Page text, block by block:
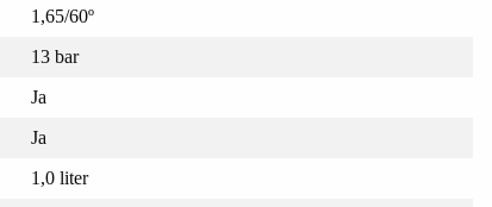
1,65/60º
13 bar
Ja
Ja
1,0 liter